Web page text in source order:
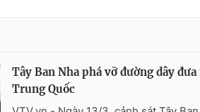
Tây Ban Nha phá vỡ đường dây
Trung Quốc